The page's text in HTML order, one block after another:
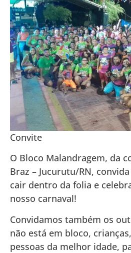
Convite
O Bloco Malandragem, da
Braz – Jucurutu/RN,
cair dentro da folia e
nosso carnaval!
Convidamos também os
não está em bloco,
pessoas da melhor idade,